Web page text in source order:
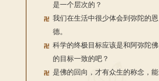
是一个层次的？
我们在生活中很少体会到弥陀的恩
德。
科学的终极目标应该是和阿弥陀佛
的目标一致的吧？
是佛的回向，才有众生的称念，能